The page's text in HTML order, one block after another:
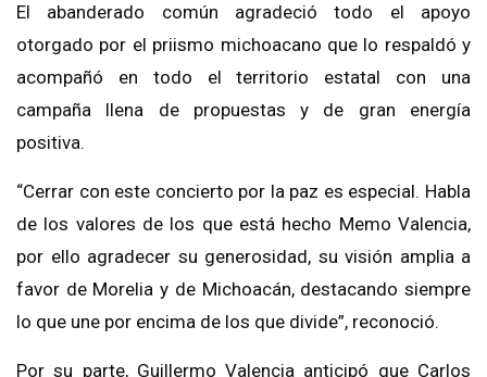
El abanderado común agradeció todo el apoyo
otorgado por el priismo michoacano que lo respaldó y
acompañó en todo el territorio estatal con una
campaña llena de propuestas y de gran energía
positiva.
“Cerrar con este concierto por la paz es especial. Habla
de los valores de los que está hecho Memo Valencia,
por ello agradecer su generosidad, su visión amplia a
favor de Morelia y de Michoacán, destacando siempre
lo que une por encima de los que divide”, reconoció.
Por su parte, Guillermo Valencia anticipó que Carlos